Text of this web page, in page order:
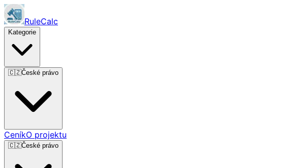
RuleCalc
Kategorie
🇨🇿České právo
CeníkO projektu
🇨🇿České právo